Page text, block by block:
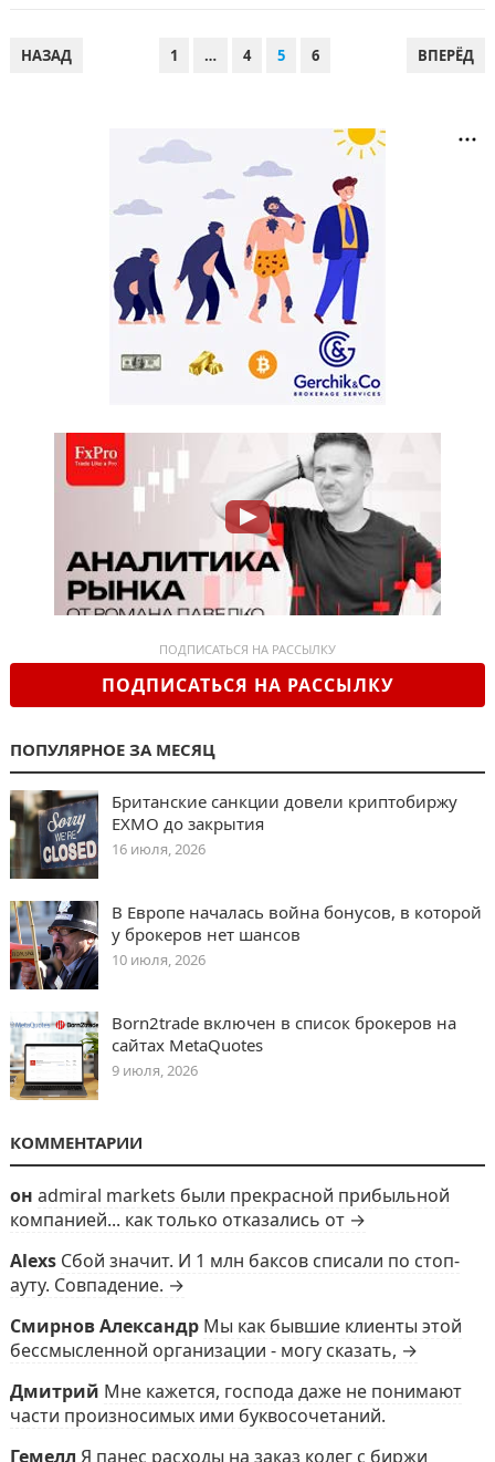
ПАГИНАЦИЯ
НАЗАД 1 … 4 5 6 ВПЕРЁД
ПОДПИСАТЬСЯ НА РАССЫЛКУ
ПОДПИСАТЬСЯ НА РАССЫЛКУ
ПОПУЛЯРНОЕ ЗА МЕСЯЦ
Британские санкции довели криптобиржу
EXMO до закрытия
16 июля, 2026
В Европе началась война бонусов, в которой
у брокеров нет шансов
10 июля, 2026
Born2trade включен в список брокеров на
сайтах MetaQuotes
9 июля, 2026
КОММЕНТАРИИ
он admiral markets были прекрасной прибыльной
компанией... как только отказались от →
Alexs Сбой значит. И 1 млн баксов списали по стоп-
ауту. Совпадение. →
Смирнов Александр Мы как бывшие клиенты этой
бессмысленной организации - могу сказать, →
Дмитрий Мне кажется, господа даже не понимают
части произносимых ими буквосочетаний.
Гемелл Я панес расходы на заказ колег с биржи